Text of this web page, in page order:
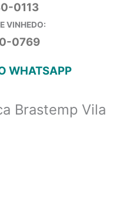
0113
VINHEDO:
0769
WHATSAPP
Brastemp Vila